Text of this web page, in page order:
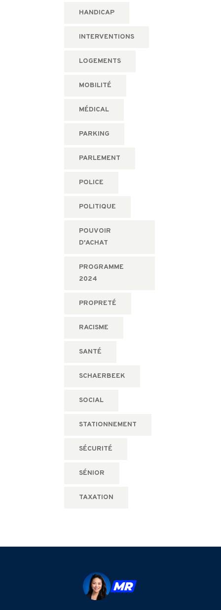
HANDICAP
INTERVENTIONS
LOGEMENTS
MOBILITÉ
MÉDICAL
PARKING
PARLEMENT
POLICE
POLITIQUE
POUVOIR
D'ACHAT
PROGRAMME
2024
PROPRETÉ
RACISME
SANTÉ
SCHAERBEEK
SOCIAL
STATIONNEMENT
SÉCURITÉ
SÉNIOR
TAXATION